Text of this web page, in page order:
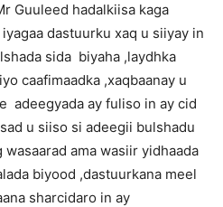
Guuleed hadalkiisa kaga
dastuurku xaq u siiyay in
sida biyaha ,laydhka
caafimaadka ,xaqbaanay u
adeegyada ay fuliso in ay cid
u siiso si adeegii bulshadu
wasaarad ama wasiir yidhaada
biyood ,dastuurkana meel
sharcidaro in ay